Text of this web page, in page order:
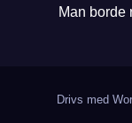
Man borde
Drivs med